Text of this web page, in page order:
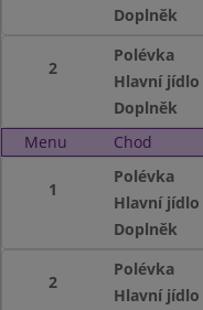
Doplněk
2
Polévka
Hlavní jídlo
Doplněk
Menu
Chod
1
Polévka
Hlavní jídlo
Doplněk
2
Polévka
Hlavní jídlo